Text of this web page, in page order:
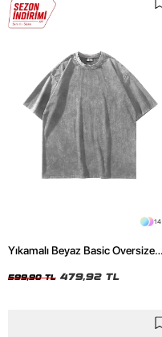
14
Yıkamalı Beyaz Basic Oversize
599,90 TL 479,92 TL